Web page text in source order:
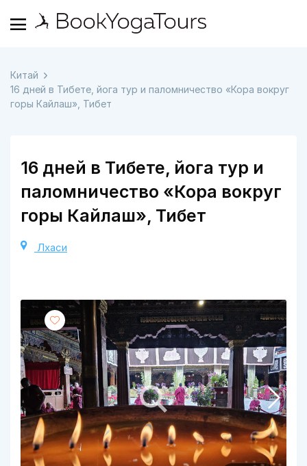
Китай
16 дней в Тибете, йога тур и паломничество «Кора вокруг
горы Кайлаш», Тибет
16 дней в Тибете, йога тур и
паломничество «Кора вокруг
горы Кайлаш», Тибет
Лхаси